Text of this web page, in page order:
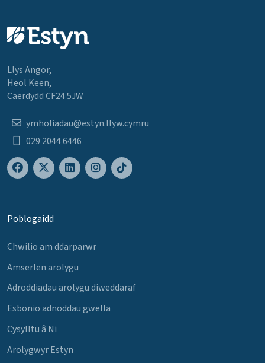
Llys Angor,
Heol Keen,
Caerdydd CF24 5JW
ymholiadau@estyn.llyw.cymru
029 2044 6446
Poblogaidd
Chwilio am ddarparwr
Amserlen arolygu
Adroddiadau arolygu diweddaraf
Esbonio adnoddau gwella
Cysylltu â Ni
Arolygwyr Estyn